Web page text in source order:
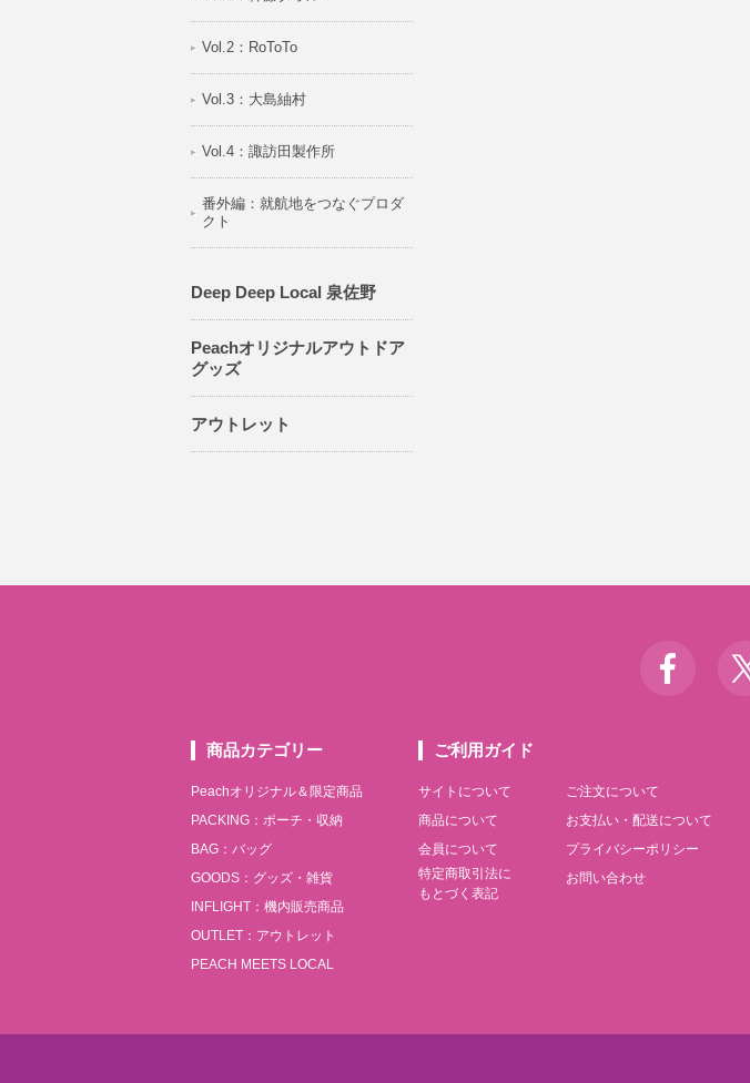
Vol.2：RoToTo
Vol.3：大島紬村
Vol.4：諏訪田製作所
番外編：就航地をつなぐプロダ
クト
Deep Deep Local 泉佐野
Peachオリジナルアウトドア
グッズ
アウトレット
商品カテゴリー
Peachオリジナル＆限定商品
PACKING：ポーチ・収納
BAG：バッグ
GOODS：グッズ・雑貨
INFLIGHT：機内販売商品
OUTLET：アウトレット
PEACH MEETS LOCAL
ご利用ガイド
サイトについて
ご注文について
商品について
お支払い・配送について
会員について
プライバシーポリシー
特定商取引法に
もとづく表記
お問い合わせ